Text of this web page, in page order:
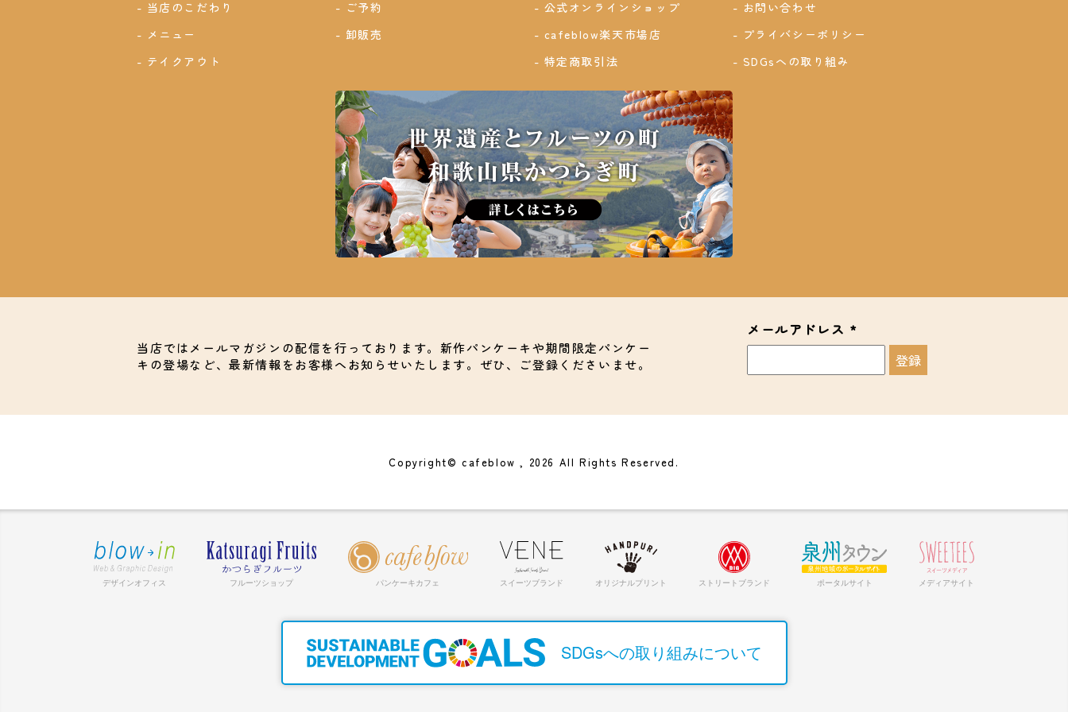
当店のこだわり
メニュー
テイクアウト
ご予約
卸販売
公式オンラインショップ
cafeblow楽天市場店
特定商取引法
お問い合わせ
プライバシーポリシー
SDGsへの取り組み
当店ではメールマガジンの配信を行っております。新作パンケーキや期間限定パンケー
キの登場など、最新情報をお客様へお知らせいたします。ぜひ、ご登録くださいませ。
メールアドレス *
Copyright© cafeblow , 2026 All Rights Reserved.
デザインオフィス フルーツショップ パンケーキカフェ スイーツブランド オリジナルプリント ストリートブランド ポータルサイト メディアサイト
SDGsへの取り組みについて